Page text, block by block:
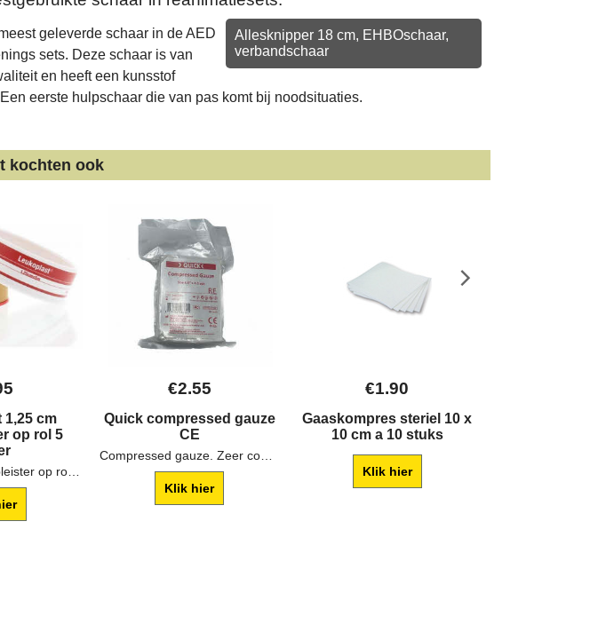
Allesknipper 18 cm, EHBOschaar,
verbandschaar
geleverde schaar in de AED
sets. Deze schaar is van
en heeft een kunsstof
eerste hulpschaar die van pas komt bij noodsituaties.
kochten ook
1,25 cm
op rol 5
Leukoplast kleefpleister op rol met klemring 1,25 cm breed
€2.55
Quick compressed gauze
CE
Compressed gauze. Zeer compacte verpakking met steriel katoengaas.
Klik hier
€1.90
Gaaskompres steriel 10 x
10 cm a 10 stuks
Klik hier